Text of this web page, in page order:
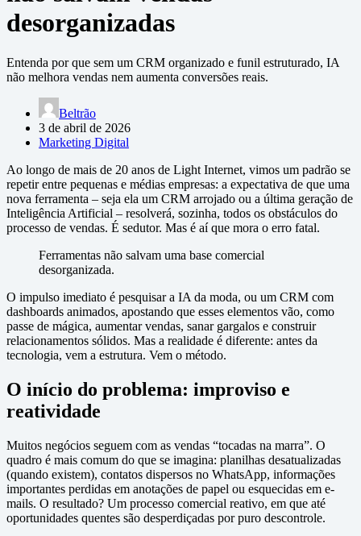
desorganizadas
Entenda por que sem um CRM organizado e funil estruturado, IA
não melhora vendas nem aumenta conversões reais.
Beltrão
3 de abril de 2026
Marketing Digital
Ao longo de mais de 20 anos de Light Internet, vimos um padrão se
repetir entre pequenas e médias empresas: a expectativa de que uma
nova ferramenta – seja ela um CRM arrojado ou a última geração de
Inteligência Artificial – resolverá, sozinha, todos os obstáculos do
processo de vendas. É sedutor. Mas é aí que mora o erro fatal.
Ferramentas não salvam uma base comercial
desorganizada.
O impulso imediato é pesquisar a IA da moda, ou um CRM com
dashboards animados, apostando que esses elementos vão, como
passe de mágica, aumentar vendas, sanar gargalos e construir
relacionamentos sólidos. Mas a realidade é diferente: antes da
tecnologia, vem a estrutura. Vem o método.
O início do problema: improviso e
reatividade
Muitos negócios seguem com as vendas “tocadas na marra”. O
quadro é mais comum do que se imagina: planilhas desatualizadas
(quando existem), contatos dispersos no WhatsApp, informações
importantes perdidas em anotações de papel ou esquecidas em e-
mails. O resultado? Um processo comercial reativo, em que até
oportunidades quentes são desperdiçadas por puro descontrole.